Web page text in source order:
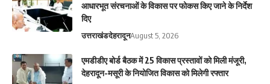
आधारभूत संरचनाओं के विकास पर फोकस किए जाने के निर्देश
दिए
उत्तराखंडदेहरादूनAugust 5, 2026
एमडीडीए बोर्ड बैठक में 25 विकास प्रस्तावों को मिली मंजूरी,
देहरादून-मसूरी के नियोजित विकास को मिलेगी रफ्तार